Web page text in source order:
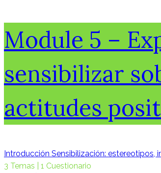
Module 5 –
sensibilizar
actitudes
Introducción Sensibilización:
3 Temas
1 Cuestionario